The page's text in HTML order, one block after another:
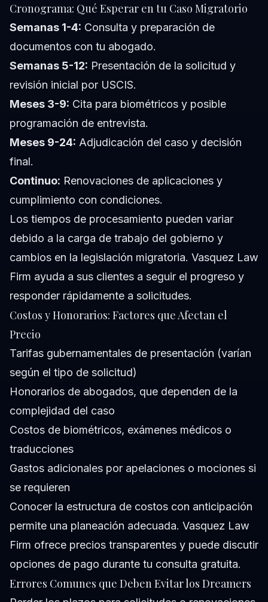
Cronograma: Qué Esperar en tu Caso Migratorio
Semanas 1-4: Consulta y preparación de
documentos con tu abogado.
Semanas 5-12: Presentación de la solicitud y
revisión inicial por USCIS.
Meses 3-9: Cita para biométricos y posible
programación de entrevista.
Meses 9-24: Adjudicación del caso y decisión
final.
Continuo: Renovaciones de aplicaciones y
cumplimiento con condiciones.
Los tiempos de procesamiento pueden variar
debido a la carga de trabajo del gobierno y
cambios en la legislación migratoria. Vasquez Law
Firm ayuda a sus clientes a seguir el progreso y
responder rápidamente a solicitudes.
Costos y Honorarios: Factores que Afectan el
Precio
Tarifas gubernamentales de presentación (varían
según el tipo de solicitud)
Honorarios de abogados, que dependen de la
complejidad del caso
Costos de biométricos, exámenes médicos o
traducciones
Gastos adicionales por apelaciones o mociones si
se requieren
Conocer la estructura de costos con anticipación
permite una planeación adecuada. Vasquez Law
Firm ofrece precios transparentes y puede discutir
opciones de pago durante tu consulta gratuita.
Errores Comunes que Deben Evitar los Dreamers